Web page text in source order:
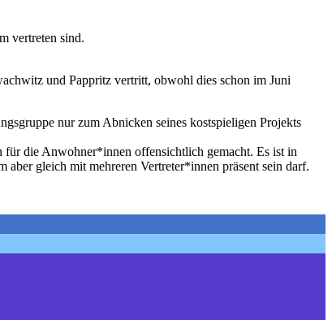
vertreten sind.
und Pappritz vertritt, obwohl dies schon im Juni
nur zum Abnicken seines kostspieligen Projekts
für die Anwohner*innen offensichtlich gemacht. Es ist in
aber gleich mit mehreren Vertreter*innen präsent sein darf.